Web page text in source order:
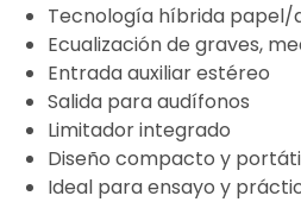
Tecnología híbrida papel/
Ecualización de graves,
Entrada auxiliar estéreo
Salida para audífonos
Limitador integrado
Diseño compacto y
Ideal para ensayo y